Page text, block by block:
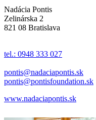
Nadácia Pontis
Zelinárska 2
821 08 Bratislava
tel.: 0948 333 027
pontis@nadaciapontis.sk
pontis@pontisfoundation.sk
www.nadaciapontis.sk